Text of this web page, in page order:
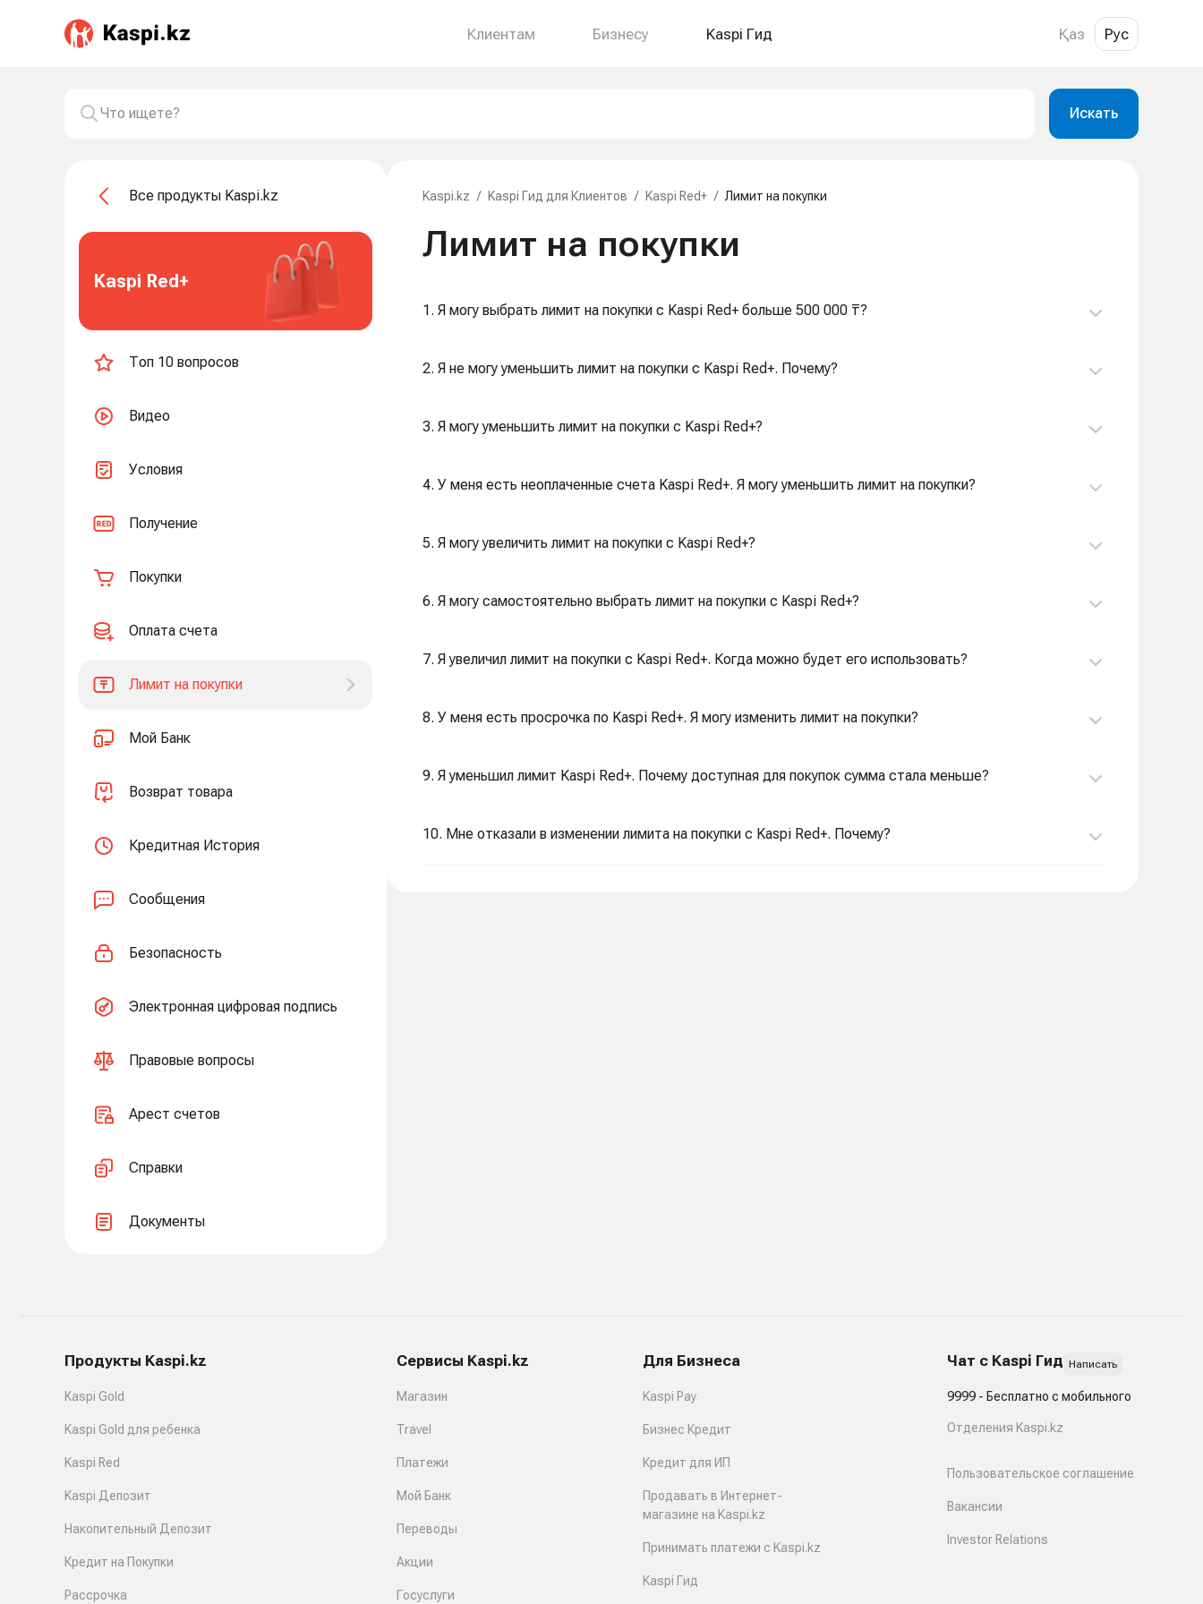
Клиентам Бизнесу Kaspi Гид Қаз Рус
Искать
Все продукты Kaspi.kz
Kaspi Red+
Топ 10 вопросов
Видео
Условия
Получение
Покупки
Оплата счета
Лимит на покупки
Мой Банк
Возврат товара
Кредитная История
Сообщения
Безопасность
Электронная цифровая подпись
Правовые вопросы
Арест счетов
Справки
Документы
Kaspi.kz / Kaspi Гид для Клиентов / Kaspi Red+ / Лимит на покупки
Лимит на покупки
1. Я могу выбрать лимит на покупки с Kaspi Red+ больше 500 000 ₸?
2. Я не могу уменьшить лимит на покупки с Kaspi Red+. Почему?
3. Я могу уменьшить лимит на покупки с Kaspi Red+?
4. У меня есть неоплаченные счета Kaspi Red+. Я могу уменьшить лимит на покупки?
5. Я могу увеличить лимит на покупки с Kaspi Red+?
6. Я могу самостоятельно выбрать лимит на покупки с Kaspi Red+?
7. Я увеличил лимит на покупки с Kaspi Red+. Когда можно будет его использовать?
8. У меня есть просрочка по Kaspi Red+. Я могу изменить лимит на покупки?
9. Я уменьшил лимит Kaspi Red+. Почему доступная для покупок сумма стала меньше?
10. Мне отказали в изменении лимита на покупки с Kaspi Red+. Почему?
Продукты Kaspi.kz
Kaspi Gold
Kaspi Gold для ребенка
Kaspi Red
Kaspi Депозит
Накопительный Депозит
Кредит на Покупки
Рассрочка
Сервисы Kaspi.kz
Магазин
Travel
Платежи
Мой Банк
Переводы
Акции
Госуслуги
Для Бизнеса
Kaspi Pay
Бизнес Кредит
Кредит для ИП
Продавать в Интернет-
магазине на Kaspi.kz
Принимать платежи с Kaspi.kz
Kaspi Гид
Чат с Kaspi Гид Написать
9999 - Бесплатно с мобильного
Отделения Kaspi.kz
Пользовательское соглашение
Вакансии
Investor Relations